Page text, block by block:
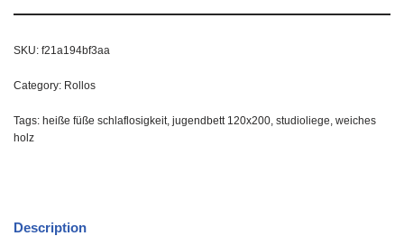
SKU: f21a194bf3aa
Category: Rollos
Tags: heiße füße schlaflosigkeit, jugendbett 120x200, studioliege, weiches
holz
Description